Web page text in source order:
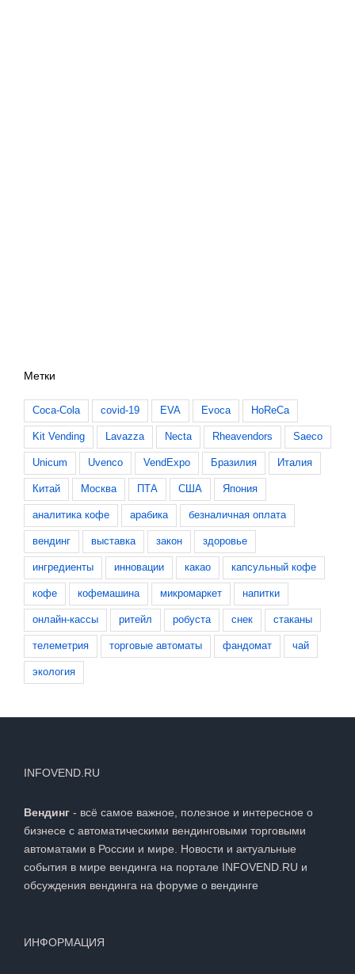
Coca-Cola covid-19 EVA Evoca HoReCa
Kit Vending Lavazza Necta Rheavendors Saeco
Unicum Uvenco VendExpo Бразилия Италия
Китай Москва ПТА США Япония
аналитика кофе арабика безналичная оплата
вендинг выставка закон здоровье
ингредиенты инновации какао капсульный кофе
кофе кофемашина микромаркет напитки
онлайн-кассы ритейл робуста снек стаканы
телеметрия торговые автоматы фандомат чай
экология
Вендинг- всё самое важное, полезное и интересное о
бизнесе с автоматическими вендинговыми торговыми
автоматами в России и мире. Новости и актуальные
события в мире вендинга на портале INFOVEND.RU и